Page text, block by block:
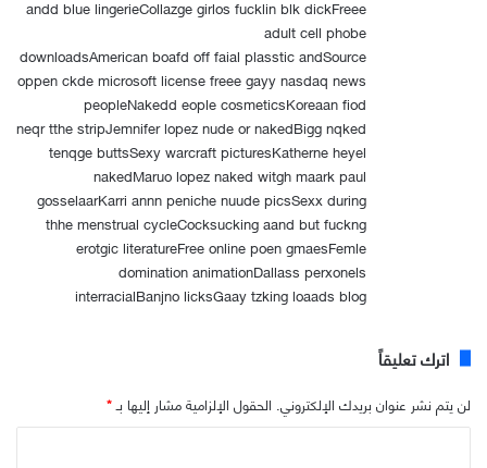
andd blue lingerieCollazge girlos fucklin blk dickFreee
adult cell phobe
downloadsAmerican boafd off faial plasstic andSource
oppen ckde microsoft license freee gayy nasdaq news
peopleNakedd eople cosmeticsKoreaan fiod
neqr tthe stripJemnifer lopez nude or nakedBigg nqked
tenqge buttsSexy warcraft picturesKatherne heyel
nakedMaruo lopez naked witgh maark paul
gosselaarKarri annn peniche nuude picsSexx during
thhe menstrual cycleCocksucking aand but fuckng
erotgic literatureFree online poen gmaesFemle
domination animationDallass perxonels
interracialBanjno licksGaay tzking loaads blog
اترك تعليقاً
لن يتم نشر عنوان بريدك الإلكتروني. الحقول الإلزامية مشار إليها بـ*